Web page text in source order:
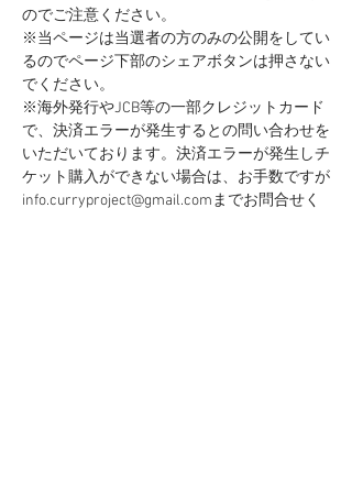
のでご注意ください。
※当ページは当選者の方のみの公開をしてい
るのでページ下部のシェアボタンは押さない
でください。
※海外発行やJCB等の一部クレジットカード
で、決済エラーが発生するとの問い合わせを
いただいております。決済エラーが発生しチ
ケット購入ができない場合は、お手数ですが
info.curryproject@gmail.comまでお問合せく